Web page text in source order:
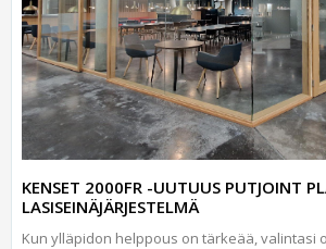
KENSET 2000FR -UUTUUS PUTJOINT
LASISEINÄJÄRJESTELMÄ
Kun ylläpidon helppous on tärkeää, valintasi